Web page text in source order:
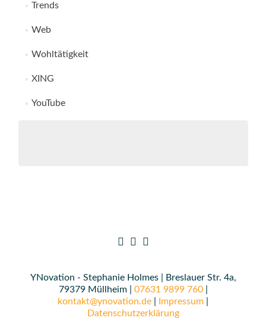
Trends
Web
Wohltätigkeit
XING
YouTube
YNovation - Stephanie Holmes | Breslauer Str. 4a,
79379 Müllheim | 07631 9899 760|
kontakt@ynovation.de
Impressum
Datenschutzerklärung